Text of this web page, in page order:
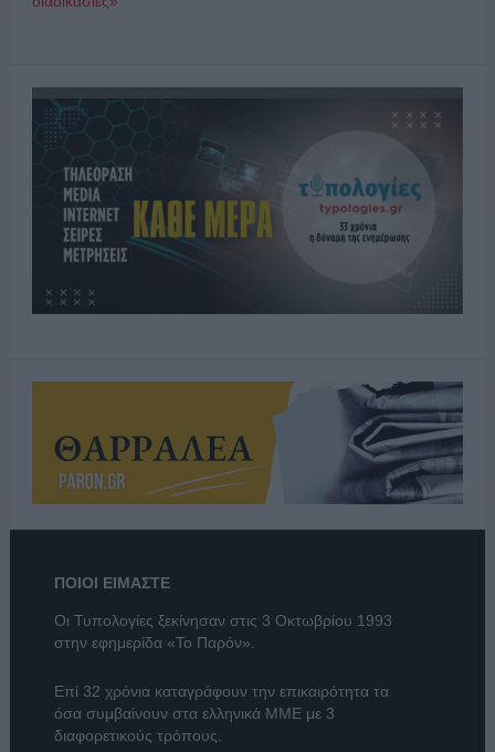
ΠΟΙΟΙ ΕΙΜΑΣΤΕ
Οι Τυπολογίες ξεκίνησαν στις 3 Οκτωβρίου 1993
στην εφημερίδα «Το Παρόν».
Επί 32 χρόνια καταγράφουν την επικαιρότητα τα
όσα συμβαίνουν στα ελληνικά ΜΜΕ με 3
διαφορετικούς τρόπους.